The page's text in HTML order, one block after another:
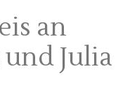
an
Julia